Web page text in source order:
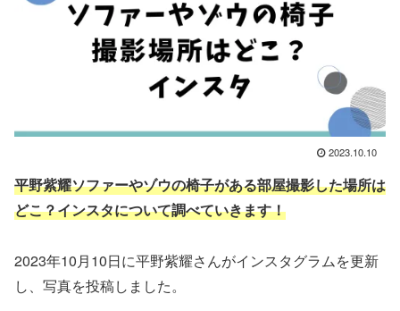
2023.10.10
平野紫耀ソファーやゾウの椅子がある部屋撮影した場所は
どこ？インスタについて調べていきます！
2023年10月10日に平野紫耀さんがインスタグラムを更新
し、写真を投稿しました。